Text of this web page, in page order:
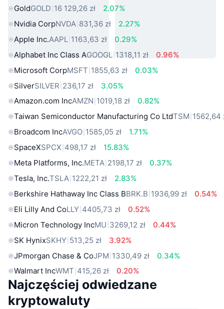
GoldGOLD 16 129,26 zł
2.07%
Nvidia CorpNVDA 831,36 zł
2.27%
Apple Inc.AAPL 1163,63 zł
0.29%
Alphabet Inc Class AGOOGL 1318,11 zł
0.96%
Microsoft CorpMSFT 1855,63 zł
0.03%
SilverSILVER 236,17 zł
3.05%
Amazon.com IncAMZN 1019,18 zł
0.82%
Taiwan Semiconductor Manufacturing Co LtdTSM 1562,64
Broadcom IncAVGO 1585,05 zł
1.71%
SpaceXSPCX 498,17 zł
15.83%
Meta Platforms, Inc.META 2198,17 zł
0.37%
Tesla, Inc.TSLA 1222,21 zł
2.83%
Berkshire Hathaway Inc Class BBRK.B 1936,99 zł
0.54%
Eli Lilly And CoLLY 4405,73 zł
0.52%
Micron Technology IncMU 3269,12 zł
0.44%
SK HynixSKHY 513,25 zł
3.92%
JPmorgan Chase & CoJPM 1330,49 zł
0.34%
Walmart IncWMT 415,26 zł 0.20%
Najczęściej odwiedzane
kryptowaluty